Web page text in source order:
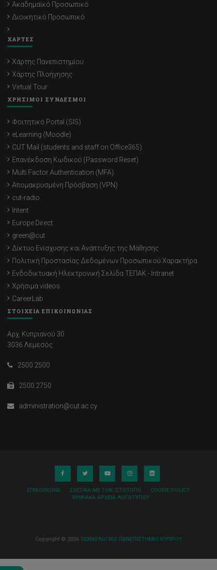
Ακαδημαϊκό Προσωπικό
Διοικητικό Προσωπικό
ΧΑΡΤΕΣ
Χάρτης Πανεπιστημίου
Χάρτης Πλοήγησης
Virtual Tour
ΧΡΗΣΙΜΟΙ ΣΥΝΔΕΣΜΟΙ
Φοιτητικό Portal (SIS)
eLearning (Moodle)
CUT Mail (students and staff on Office365)
Επανέκδοση Κωδικού (Password Reset)
Multi Factor Authentication (MFA)
Απομακρυσμένη Πρόσβαση (VPN)
cut-radio
Intent
Europe Direct
green@cut
Δίκτυο Ενίσχυσης και Ανάπτυξης της Μάθησης
Πολιτική Προστασίας Δεδομένων Προσωπικού Χαρακτήρα
Ενδοδικτυακή Ηλεκτρονική Σελίδα ΤΕΠΑΚ - Intranet
Χρήσιμα videos
CareerLab
ΣΤΟΙΧΕΙΑ ΕΠΙΚΟΙΝΩΝΙΑΣ
Αρχ. Κυπριανού 30
3036 Λεμεσός
2500 2500
2500 2750
administration@cut.ac.cy
ΕΠΙΚΟΙΝΩΝΊΑ ΣΧΕΤΙΚΆ ΜΕ ΤΟΝ ΙΣΤΌΤΟΠΟ
COOKIE POLICY
ΨΗΦΙΑΚΆ ΑΡΧΕΊΑ ΛΟΓΌΤΥΠΟΥ
Copyright © 2026 ΤΕΧΝΟΛΟΓΙΚΟ ΠΑΝΕΠΙΣΤΗΜΙΟ ΚΥΠΡΟΥ